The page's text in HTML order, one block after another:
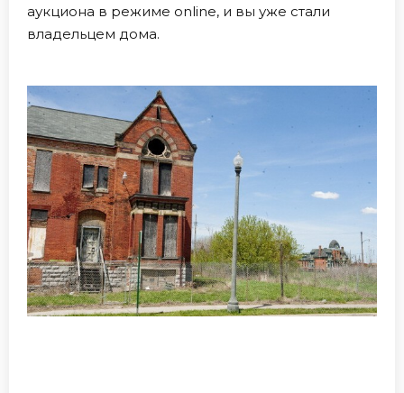
аукциона в режиме online, и вы уже стали
владельцем дома.